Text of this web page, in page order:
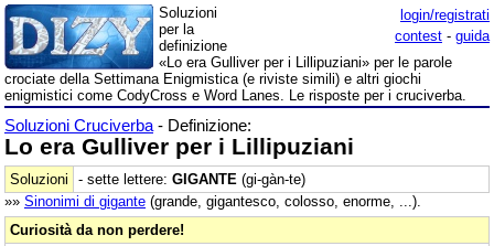
login/registrati
contest - guida
Soluzioni
per la
definizione
«Lo era Gulliver per i Lillipuziani» per le parole
crociate della Settimana Enigmistica (e riviste simili) e altri giochi
enigmistici come CodyCross e Word Lanes. Le risposte per i cruciverba.
Soluzioni Cruciverba - Definizione:
Lo era Gulliver per i Lillipuziani
Soluzioni - sette lettere: GIGANTE (gi-gàn-te)
»» Sinonimi di gigante (grande, gigantesco, colosso, enorme, ...).
Curiosità da non perdere!